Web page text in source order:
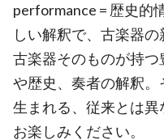
performance = 歴史的
しい解釈で、古楽器の
古楽器そのものが持
や歴史、奏者の解釈
生まれる、従来とは
お楽しみください。